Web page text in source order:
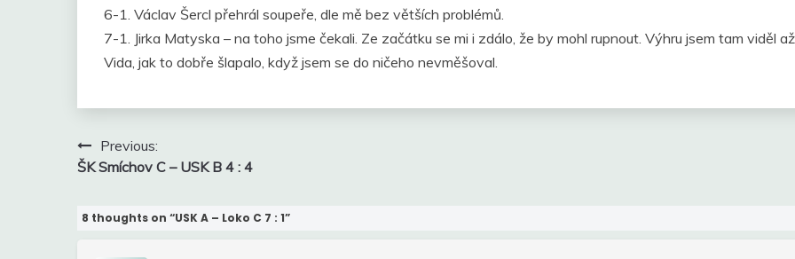
6-1. Václav Šercl přehrál soupeře, dle mě bez větších problémů.
7-1. Jirka Matyska – na toho jsme čekali. Ze začátku se mi i zdálo, že by mohl rupnout. Výhru jsem tam viděl
Vida, jak to dobře šlapalo, když jsem se do ničeho nevměšoval.
Navigace
pro
příspěvek
Previous:
ŠK Smíchov C – USK B 4 : 4
8 thoughts on “USK A – Loko C 7 : 1”